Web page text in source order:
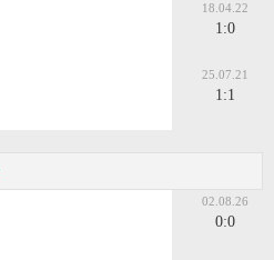
18.04.22
1:0
25.07.21
1:1
02.08.26
0:0